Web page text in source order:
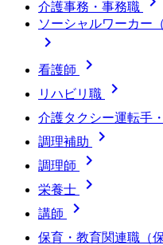
介護事務・事務職
ソーシャルワーカー

看護師 
リハビリ職 
介護タクシー運転手
調理補助 
調理師 
栄養士 
講師 
保育・教育関連職（